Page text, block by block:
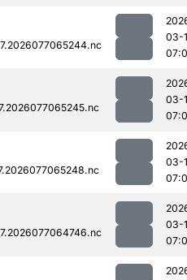
03-
03-
03-
03-